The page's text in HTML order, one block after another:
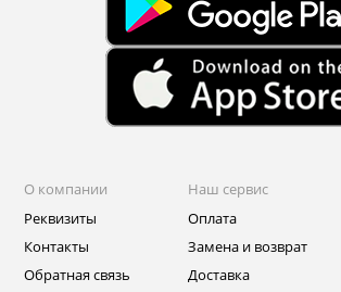
О компании
Реквизиты
Контакты
Обратная связь
Наш сервис
Оплата
Замена и возврат
Доставка